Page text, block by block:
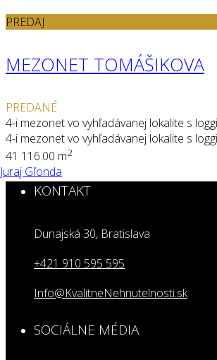
PREDAJ
MEZONET TOMÁŠIKOVA
PREDANÉ
4-i mezonet vo vyhľadávanej lokalite s
4-i mezonet vo vyhľadávanej lokalite s
41 116.00 m2
Juraj Gľonda
KONTAKT
Dunajská 30, Bratislava
+421 910 595 595
Info@KvalitneNehnutelnosti.sk
SOCIÁLNE MÉDIA